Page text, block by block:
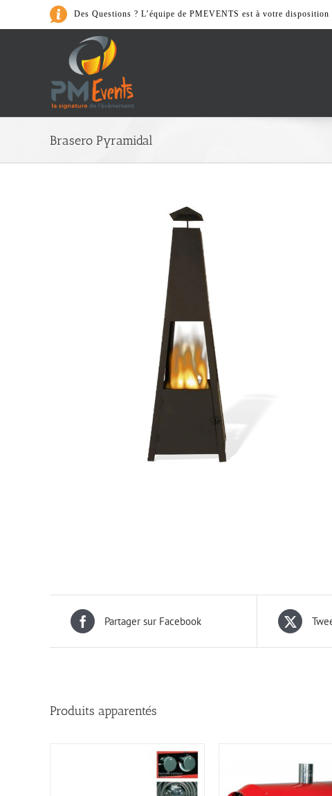
Des Questions ? L’équipe de PMEVENTS est à votre
Art de la Table
> Accessoires
Brasero Pyramidal
Partager sur Facebook
Produits apparentés